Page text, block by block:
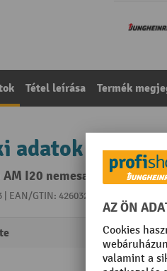
Tétel leírása Termék
adatok
I20 nemesacél kézi
EAN/GTIN: 4260329042396
120 mm